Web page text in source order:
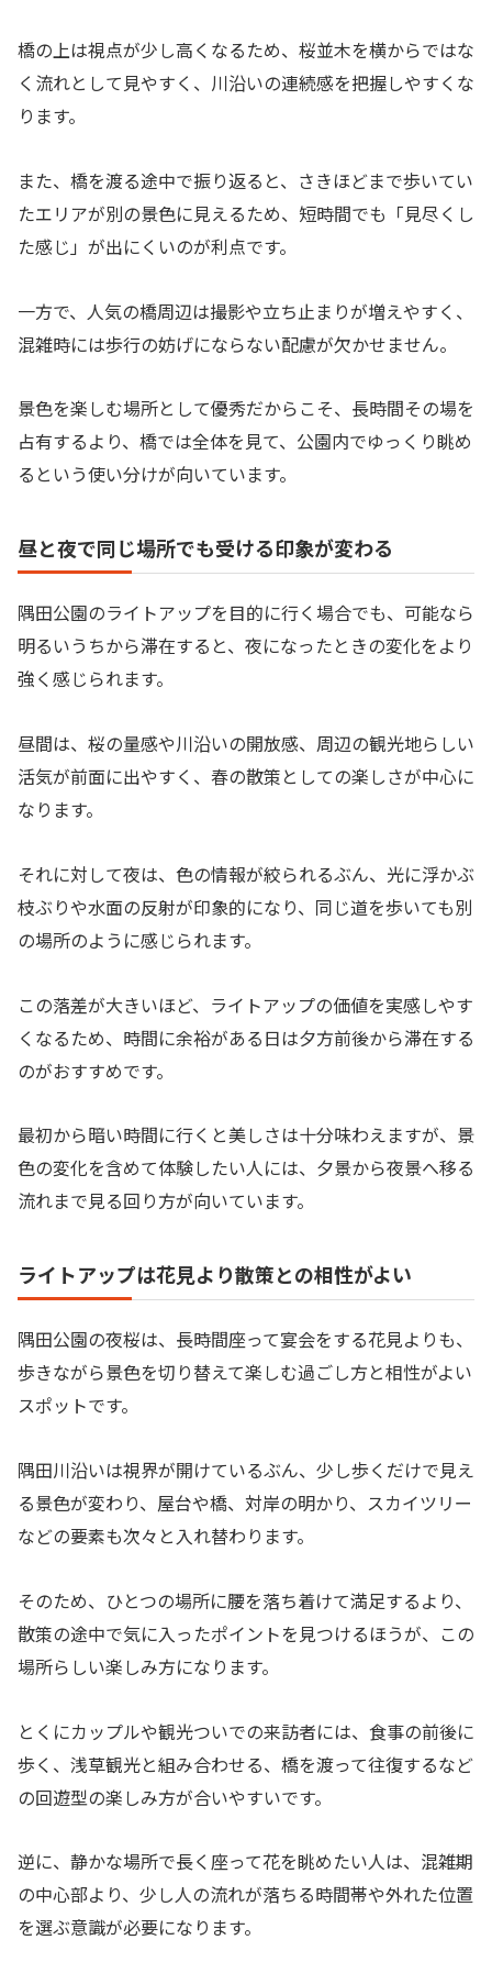
橋の上は視点が少し高くなるため、桜並木を横からではな
く流れとして見やすく、川沿いの連続感を把握しやすくな
ります。
また、橋を渡る途中で振り返ると、さきほどまで歩いてい
たエリアが別の景色に見えるため、短時間でも「見尽くし
た感じ」が出にくいのが利点です。
一方で、人気の橋周辺は撮影や立ち止まりが増えやすく、
混雑時には歩行の妨げにならない配慮が欠かせません。
景色を楽しむ場所として優秀だからこそ、長時間その場を
占有するより、橋では全体を見て、公園内でゆっくり眺め
るという使い分けが向いています。
昼と夜で同じ場所でも受ける印象が変わる
隅田公園のライトアップを目的に行く場合でも、可能なら
明るいうちから滞在すると、夜になったときの変化をより
強く感じられます。
昼間は、桜の量感や川沿いの開放感、周辺の観光地らしい
活気が前面に出やすく、春の散策としての楽しさが中心に
なります。
それに対して夜は、色の情報が絞られるぶん、光に浮かぶ
枝ぶりや水面の反射が印象的になり、同じ道を歩いても別
の場所のように感じられます。
この落差が大きいほど、ライトアップの価値を実感しやす
くなるため、時間に余裕がある日は夕方前後から滞在する
のがおすすめです。
最初から暗い時間に行くと美しさは十分味わえますが、景
色の変化を含めて体験したい人には、夕景から夜景へ移る
流れまで見る回り方が向いています。
ライトアップは花見より散策との相性がよい
隅田公園の夜桜は、長時間座って宴会をする花見よりも、
歩きながら景色を切り替えて楽しむ過ごし方と相性がよい
スポットです。
隅田川沿いは視界が開けているぶん、少し歩くだけで見え
る景色が変わり、屋台や橋、対岸の明かり、スカイツリー
などの要素も次々と入れ替わります。
そのため、ひとつの場所に腰を落ち着けて満足するより、
散策の途中で気に入ったポイントを見つけるほうが、この
場所らしい楽しみ方になります。
とくにカップルや観光ついでの来訪者には、食事の前後に
歩く、浅草観光と組み合わせる、橋を渡って往復するなど
の回遊型の楽しみ方が合いやすいです。
逆に、静かな場所で長く座って花を眺めたい人は、混雑期
の中心部より、少し人の流れが落ちる時間帯や外れた位置
を選ぶ意識が必要になります。